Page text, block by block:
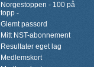
Norgestoppen - 100 på
topp -
Glemt passord
Mitt NST-abonnement
Resultater eget lag
Medlemskort